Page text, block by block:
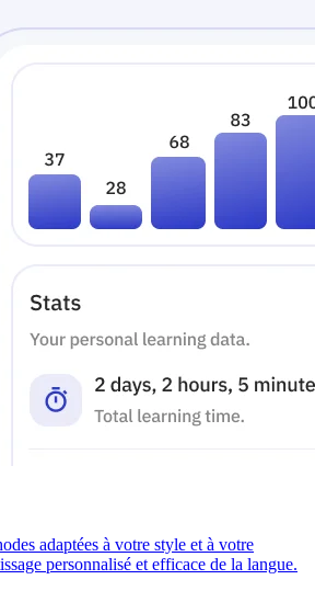
adaptées à votre style et à votre
personnalisé et efficace de la langue.